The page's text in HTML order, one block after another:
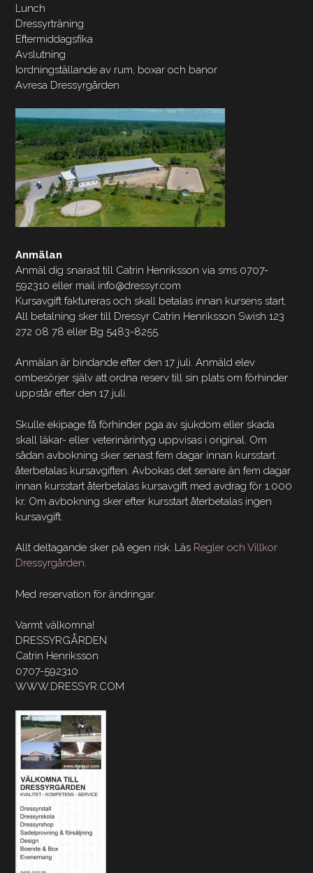
Lunch
Dressyrträning
Eftermiddagsfika
Avslutning
Iordningställande av rum, boxar och banor
Avresa Dressyrgården
Anmälan
Anmäl dig snarast till Catrin Henriksson via sms 0707-
592310 eller mail info@dressyr.com
Kursavgift faktureras och skall betalas innan kursens start.
All betalning sker till Dressyr Catrin Henriksson Swish 123
272 08 78 eller Bg 5483-8255.
Anmälan är bindande efter den 17 juli. Anmäld elev
ombesörjer själv att ordna reserv till sin plats om förhinder
uppstår efter den 17 juli.
Skulle ekipage få förhinder pga av sjukdom eller skada
skall läkar- eller veterinärintyg uppvisas i original. Om
sådan avbokning sker senast fem dagar innan kursstart
återbetalas kursavgiften. Avbokas det senare än fem dagar
innan kursstart återbetalas kursavgift med avdrag för 1.000
kr. Om avbokning sker efter kursstart återbetalas ingen
kursavgift.
Allt deltagande sker på egen risk. Läs Regler och Villkor
Dressyrgården.
Med reservation för ändringar.
Varmt välkomna!
DRESSYRGÅRDEN
Catrin Henriksson
0707-592310
WWW.DRESSYR.COM